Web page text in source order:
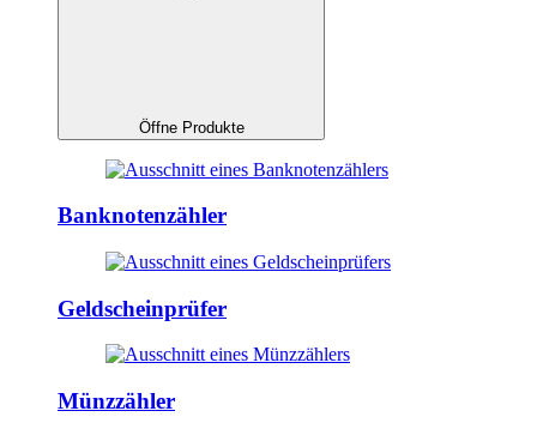
Öffne Produkte
Banknotenzähler
Geldscheinprüfer
Münzzähler